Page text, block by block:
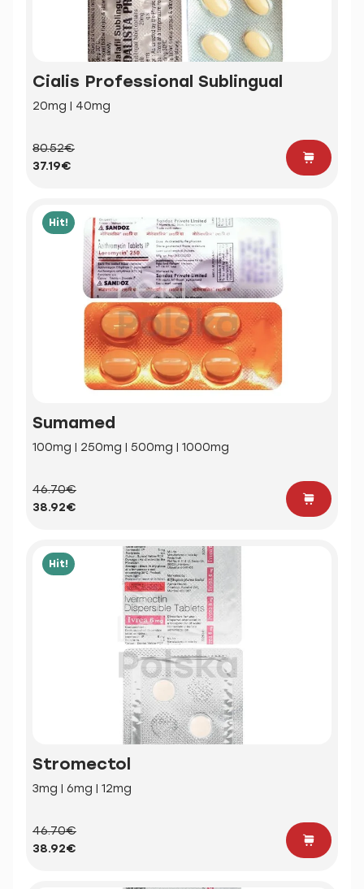
Cialis Professional Sublingual
20mg | 40mg
80.52€
37.19€
Hit!
Sumamed
100mg | 250mg | 500mg | 1000mg
46.70€
38.92€
Hit!
Stromectol
3mg | 6mg | 12mg
46.70€
38.92€